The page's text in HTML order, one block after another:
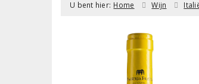
U bent hier: Home Wijn